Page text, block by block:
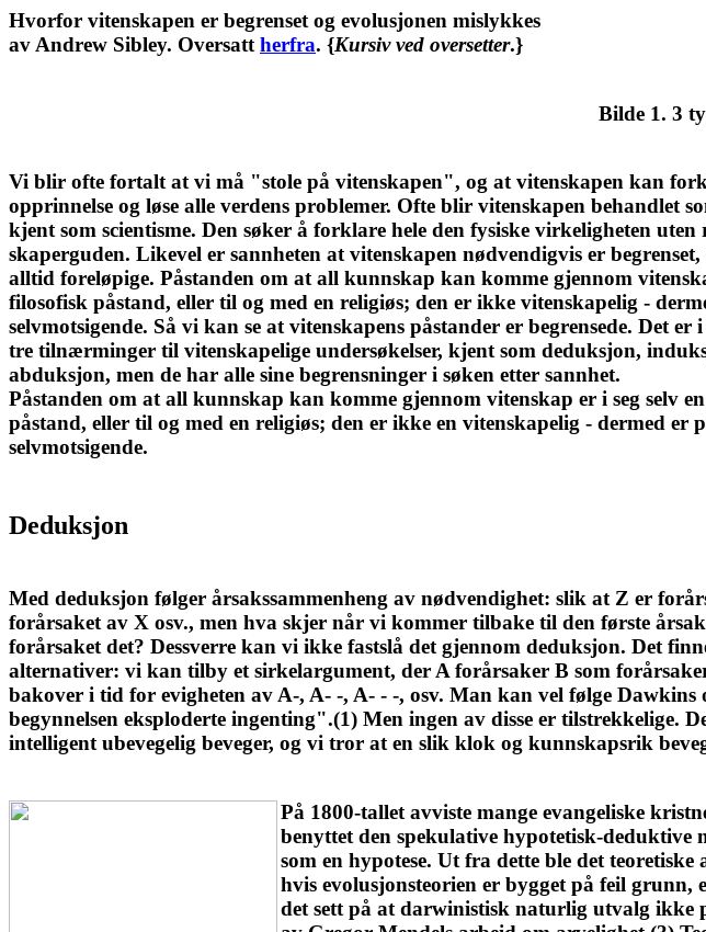
Hvorfor vitenskapen er begrenset og evolusjonen mislykkes
av Andrew Sibley. Oversatt herfra. {Kursiv ved oversetter.}
Bilde 1. 3
Vi blir ofte fortalt at vi må "stole på vitenskapen", og at vitenskapen kan
opprinnelse og løse alle verdens problemer. Ofte blir vitenskapen behandlet
kjent som scientisme. Den søker å forklare hele den fysiske virkeligheten uten
skaperguden. Likevel er sannheten at vitenskapen nødvendigvis er
alltid foreløpige. Påstanden om at all kunnskap kan komme gjennom
filosofisk påstand, eller til og med en religiøs; den er ikke vitenskapelig -
selvmotsigende. Så vi kan se at vitenskapens påstander er begrensede. Det
tre tilnærminger til vitenskapelige undersøkelser, kjent som deduksjon,
abduksjon, men de har alle sine begrensninger i søken etter sannhet.
Påstanden om at all kunnskap kan komme gjennom vitenskap er i seg selv
påstand, eller til og med en religiøs; den er ikke en vitenskapelig - dermed er
selvmotsigende.
Deduksjon
Med deduksjon følger årsakssammenheng av nødvendighet: slik at Z er
forårsaket av X osv., men hva skjer når vi kommer tilbake til den første
forårsaket det? Dessverre kan vi ikke fastslå det gjennom deduksjon. Det
alternativer: vi kan tilby et sirkelargument, der A forårsaker B som
bakover i tid for evigheten av A-, A- -, A- - -, osv. Man kan vel følge
begynnelsen eksploderte ingenting".(1) Men ingen av disse er tilstrekkelige.
intelligent ubevegelig beveger, og vi tror at en slik klok og kunnskapsrik
På 1800-tallet avviste mange evangeliske
benyttet den spekulative hypotetisk-deduktive
som en hypotese. Ut fra dette ble det
hvis evolusjonsteorien er bygget på feil
det sett på at darwinistisk naturlig utvalg ikke